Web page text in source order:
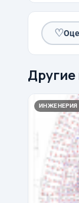
♡
ИНЖЕНЕРИЯ